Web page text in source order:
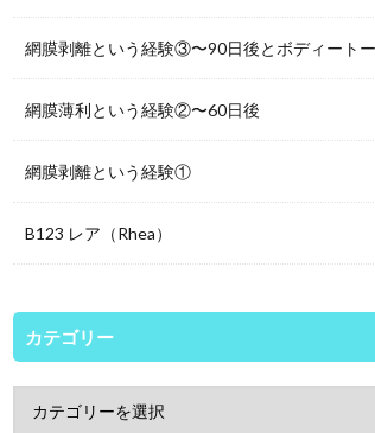
網膜剥離という経験③〜90日後とボディート
網膜薄利という経験②〜60日後
網膜剥離という経験①
B123 レア（Rhea）
カテゴリー